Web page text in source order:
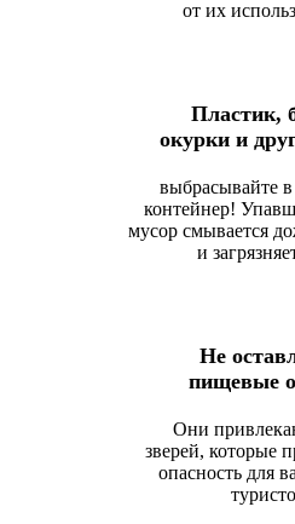
от их
Пластик,
окурки и
выбрасывайте
контейнер!
мусор смывается
и
Не
пищевые
Они
зверей, которые
опасность для